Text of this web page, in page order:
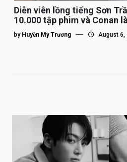
Diễn viên lồng tiếng Sơn
10.000 tập phim và Conan
nhất”
by Huyền My Trương August 6,